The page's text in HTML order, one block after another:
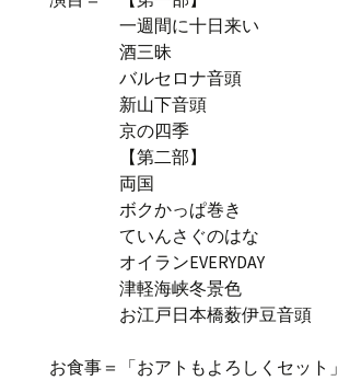
一週間に十日来い
酒三昧
バルセロナ音頭
新山下音頭
京の四季
【第二部】
両国
ボクかっぱ巻き
ていんさぐのはな
オイランEVERYDAY
津軽海峡冬景色
お江戸日本橋薮伊豆音頭
お食事＝「おアトもよろしくセット」